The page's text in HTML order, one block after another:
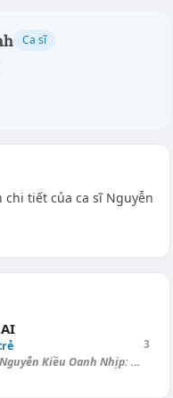
Ca sĩ
tiết của ca sĩ Nguyễn
♪ CÒN EM ANH BỎ CHO AI - Nguyễn Kiều Oanh Nhịp: 4/4, tempo: 82, điệu: Bl...
3